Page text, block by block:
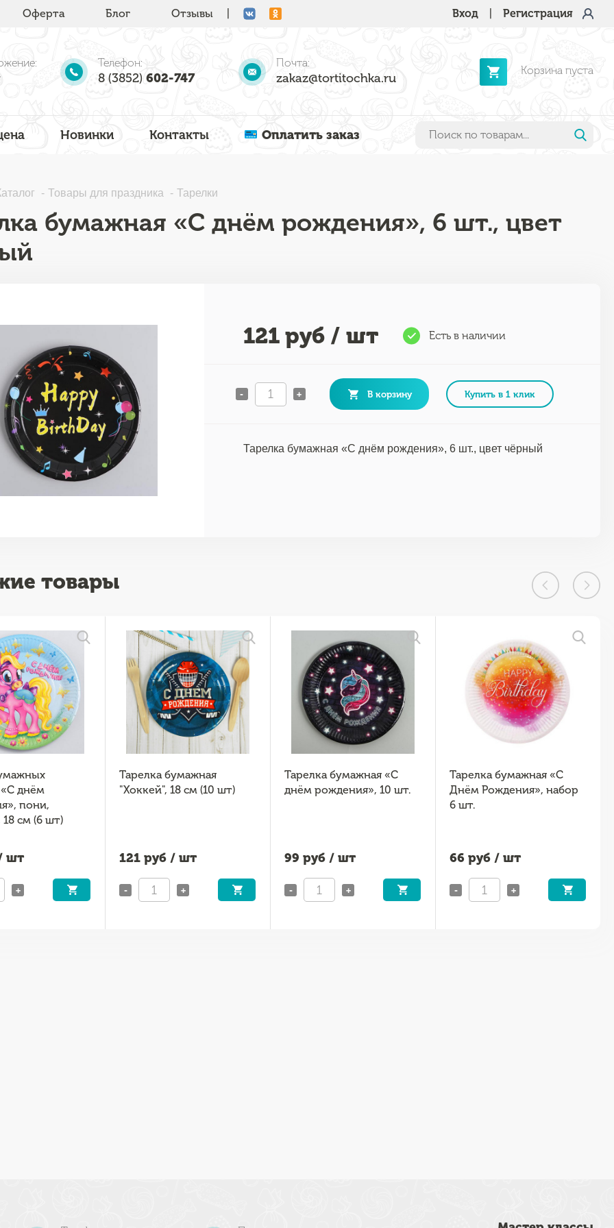
Оферта Блог Отзывы Вход Регистрация
Телефон:
8 (3852) 602-747
Почта:
zakaz@tortitochka.ru
Корзина пуста
Новинки Контакты Оплатить заказ
Товары для праздника Тарелки
бумажная «С днём рождения», 6 шт., цвет
121 руб / шт Есть в наличии
- + В корзину Купить в 1 клик
Тарелка бумажная «С днём рождения», 6 шт., цвет чёрный
товары
днём
пони,
18 см (6 шт)
шт
+
Тарелка бумажная
"Хоккей", 18 см (10 шт)
121 руб / шт
- +
Тарелка бумажная «С
днём рождения», 10 шт.
99 руб / шт
- +
Тарелка бумажная «С
Днём Рождения», набор
6 шт.
66 руб / шт
- +